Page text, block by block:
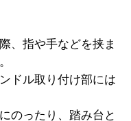
、指や手などを挟ま
ドル取り付け部には
のったり、踏み台と